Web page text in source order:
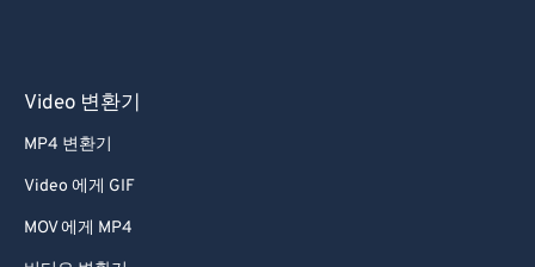
Video 변환기
MP4 변환기
Video 에게 GIF
MOV 에게 MP4